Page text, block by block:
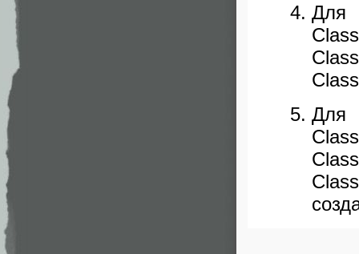
Для
Для